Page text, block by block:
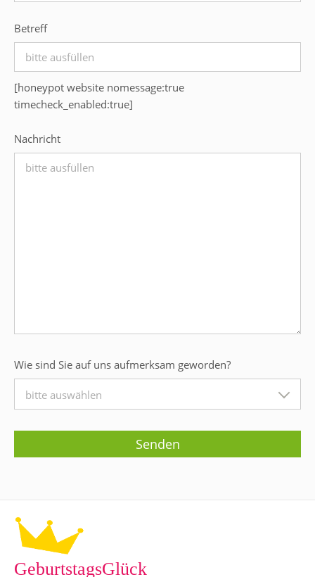
Betreff
[honeypot website nomessage:true
timecheck_enabled:true]
Nachricht
Wie sind Sie auf uns aufmerksam geworden?
bitte auswählen
GeburtstagsGlück